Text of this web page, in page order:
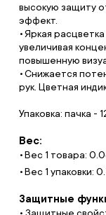
высокую защиту
эффект.
Яркая
увеличивая
повышенную
Снижается
рук. Цветная
Упаковка: пачка -
Вес:
Вес 1 товара:
Вес 1 упаковки:
Защитные